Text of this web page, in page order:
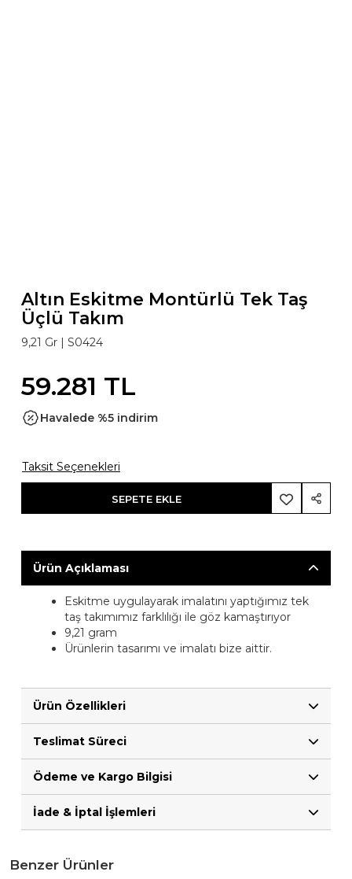
Altın Eskitme Montürlü Tek Taş
Üçlü Takım
9,21 Gr | S0424
59.281 TL
Havalede %5 indirim
Taksit Seçenekleri
SEPETE EKLE
Ürün Açıklaması
Eskitme uygulayarak imalatını yaptığımız tek
taş takımımız farklılığı ile göz kamaştırıyor
9,21 gram
Ürünlerin tasarımı ve imalatı bize aittir.
Ürün Özellikleri
Teslimat Süreci
Ödeme ve Kargo Bilgisi
İade & İptal İşlemleri
Benzer Ürünler